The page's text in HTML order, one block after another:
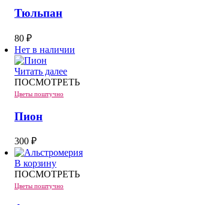
Тюльпан
80 ₽
Нет в наличии
Читать далее
ПОСМОТРЕТЬ
Цветы поштучно
Пион
300 ₽
В корзину
ПОСМОТРЕТЬ
Цветы поштучно